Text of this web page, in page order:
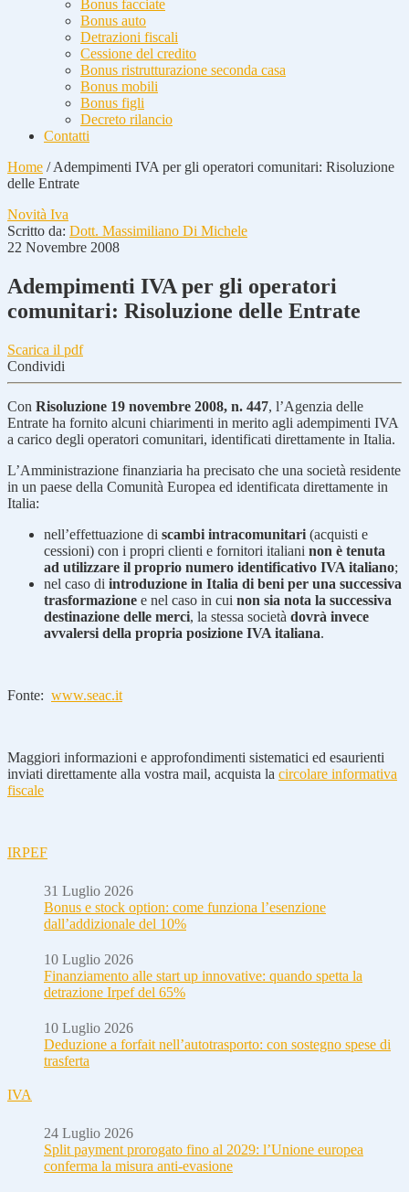
Bonus facciate
Bonus auto
Detrazioni fiscali
Cessione del credito
Bonus ristrutturazione seconda casa
Bonus mobili
Bonus figli
Decreto rilancio
Contatti
Home /Adempimenti IVA per gli operatori comunitari: Risoluzione
delle Entrate
Novità Iva
Scritto da: Dott. Massimiliano Di Michele
22 Novembre 2008
Adempimenti IVA per gli operatori
comunitari: Risoluzione delle Entrate
Scarica il pdf
Condividi
Con Risoluzione 19 novembre 2008, n. 447, l’Agenzia delle
Entrate ha fornito alcuni chiarimenti in merito agli adempimenti IVA
a carico degli operatori comunitari, identificati direttamente in Italia.
L’Amministrazione finanziaria ha precisato che una società residente
in un paese della Comunità Europea ed identificata direttamente in
Italia:
nell’effettuazione di scambi intracomunitari (acquisti e
cessioni) con i propri clienti e fornitori italiani non è tenuta
ad utilizzare il proprio numero identificativo IVA italiano;
nel caso di introduzione in Italia di beni per una successiva
trasformazione e nel caso in cui non sia nota la successiva
destinazione delle merci, la stessa società dovrà invece
avvalersi della propria posizione IVA italiana.
Fonte: www.seac.it
Maggiori informazioni e approfondimenti sistematici ed esaurienti
inviati direttamente alla vostra mail, acquista la circolare informativa
fiscale
IRPEF
31 Luglio 2026
Bonus e stock option: come funziona l’esenzione
dall’addizionale del 10%
10 Luglio 2026
Finanziamento alle start up innovative: quando spetta la
detrazione Irpef del 65%
10 Luglio 2026
Deduzione a forfait nell’autotrasporto: con sostegno spese di
trasferta
IVA
24 Luglio 2026
Split payment prorogato fino al 2029: l’Unione europea
conferma la misura anti-evasione